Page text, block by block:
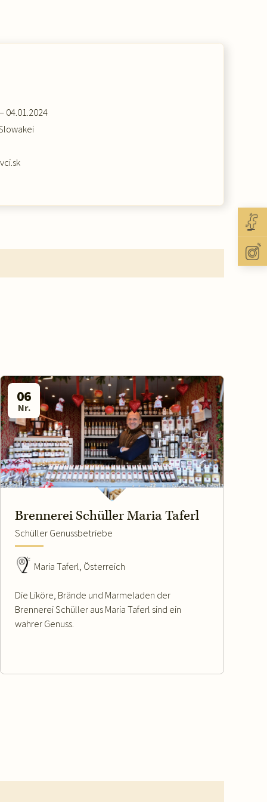
04.01.2024
06
Nr.
Brennerei Schüller Maria Taferl
Schüller Genussbetriebe
Maria Taferl, Österreich
Die Liköre, Brände und Marmeladen der
Brennerei Schüller aus Maria Taferl sind ein
wahrer Genuss.